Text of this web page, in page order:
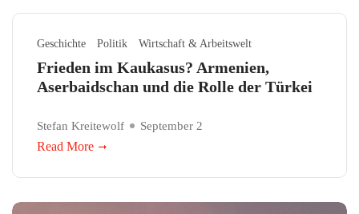
Geschichte Politik Wirtschaft & Arbeitswelt
Frieden im Kaukasus? Armenien,
Aserbaidschan und die Rolle der Türkei
Stefan Kreitewolf September 2
Read More